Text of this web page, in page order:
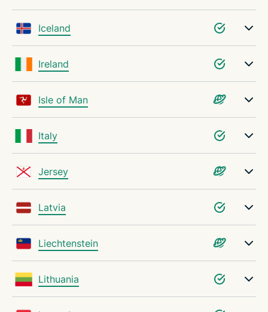
Iceland
Ireland
Isle of Man
Italy
Jersey
Latvia
Liechtenstein
Lithuania